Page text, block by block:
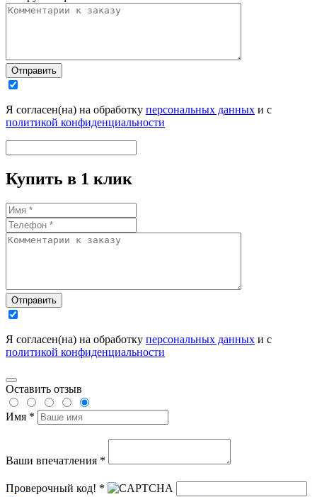
Отправить
Я согласен(на) на обработку персональных данных и с
политикой конфиденциальности
Купить в 1 клик
Отправить
Я согласен(на) на обработку персональных данных и с
политикой конфиденциальности
Оставить отзыв
Имя *
Ваши впечатления *
Проверочный код! *